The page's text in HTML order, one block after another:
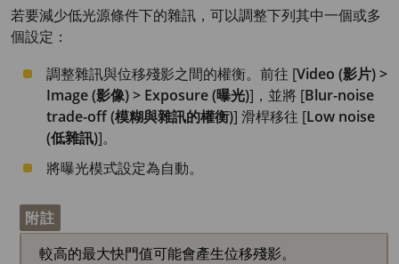
若要減少低光源條件下的雜訊，可以調整下列其中一個或多
個設定：
調整雜訊與位移殘影之間的權衡。前往 [Video (影片) >
Image (影像) > Exposure (曝光)]，並將 [Blur-noise
trade-off (模糊與雜訊的權衡)] 滑桿移往 [Low noise
(低雜訊)]。
將曝光模式設定為自動。
附註
較高的最大快門值可能會產生位移殘影。